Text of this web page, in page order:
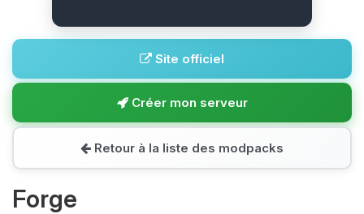
Site officiel
Créer mon serveur
Retour à la liste des modpacks
Forge